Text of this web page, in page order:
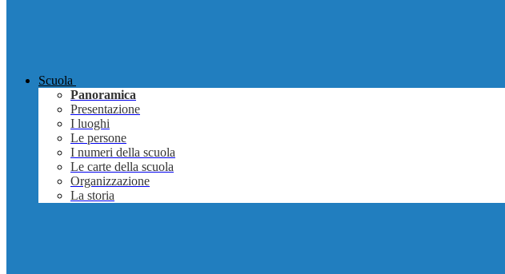
Scuola
Panoramica
Presentazione
I luoghi
Le persone
I numeri della scuola
Le carte della scuola
Organizzazione
La storia